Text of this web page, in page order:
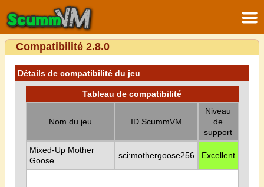
Compatibilité 2.8.0
Détails de compatibilité du jeu
Tableau de compatibilité
Nom du jeu ID ScummVM
Niveau
de
support
Mixed-Up Mother
Goose
sci:mothergoose256 Excellent